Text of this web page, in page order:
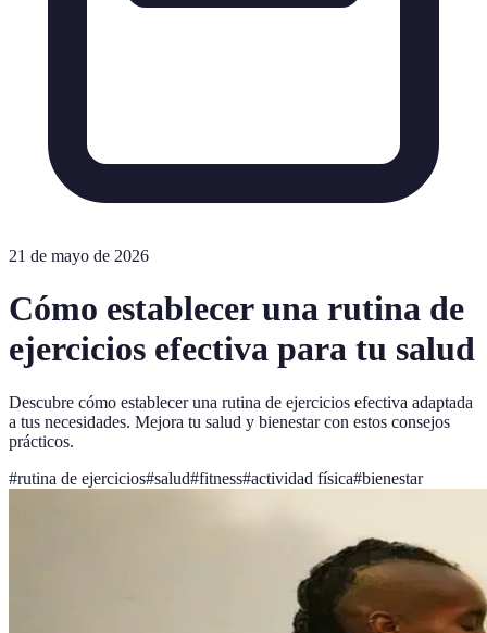
21 de mayo de 2026
Cómo establecer una rutina de
ejercicios efectiva para tu salud
Descubre cómo establecer una rutina de ejercicios efectiva adaptada
a tus necesidades. Mejora tu salud y bienestar con estos consejos
prácticos.
#rutina de ejercicios#salud#fitness#actividad física#bienestar